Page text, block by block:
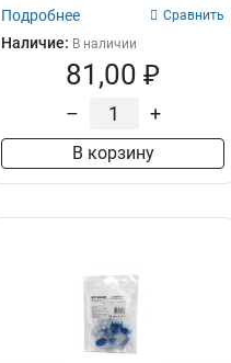
Подробнее Сравнить
Наличие: В наличии
81,00 ₽
– +
В корзину